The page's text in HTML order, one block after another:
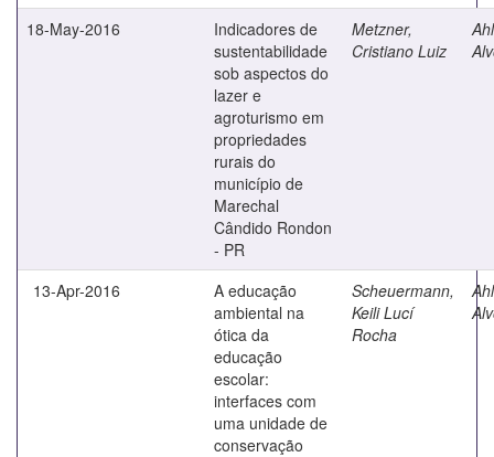
18-May-2016
Indicadores de
sustentabilidade
sob aspectos do
lazer e
agroturismo em
propriedades
rurais do
município de
Marechal
Cândido Rondon
- PR
Metzner,
Cristiano Luiz
13-Apr-2016
A educação
ambiental na
ótica da
educação
escolar:
interfaces com
uma unidade de
conservação
Scheuermann,
Keili Lucí
Rocha